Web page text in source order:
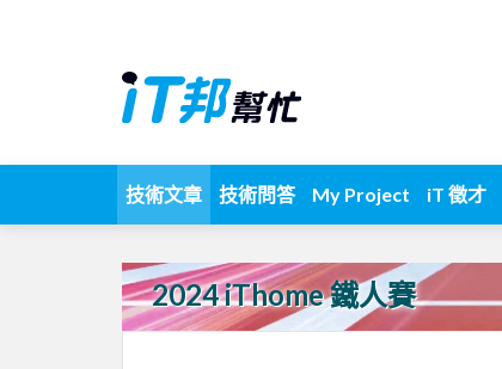
技術文章 技術問答 My Project iT 徵才
2024 iThome 鐵人賽